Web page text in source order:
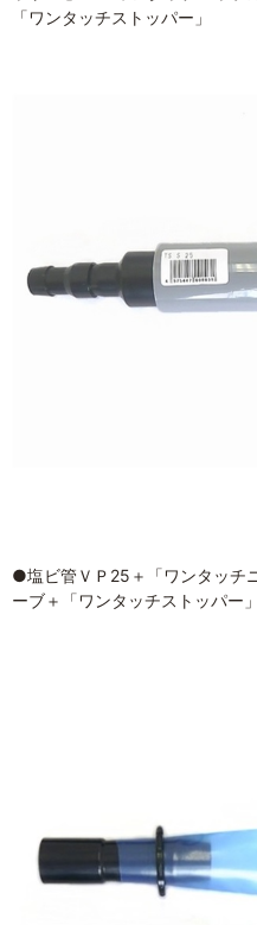
「ワンタッチストッパー」
●塩ビ管ＶＰ25＋「ワンタッチ
ーブ＋「ワンタッチストッパー」